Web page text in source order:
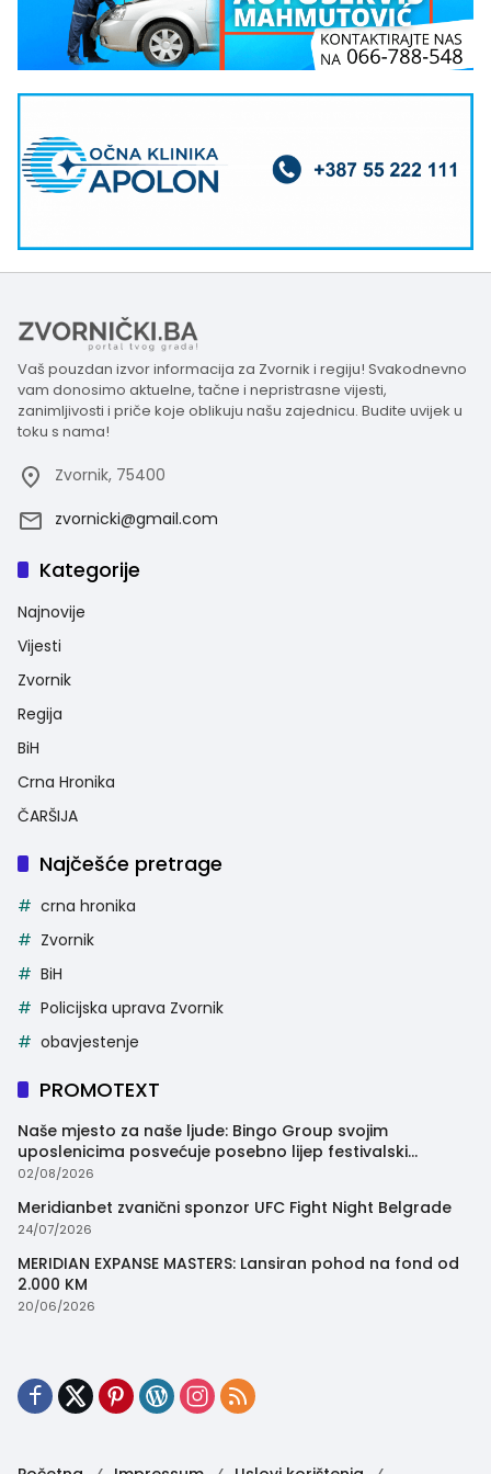
Vaš pouzdan izvor informacija za Zvornik i regiju! Svakodnevno
vam donosimo aktuelne, tačne i nepristrasne vijesti,
zanimljivosti i priče koje oblikuju našu zajednicu. Budite uvijek u
toku s nama!
Zvornik, 75400
zvornicki@gmail.com
Kategorije
Najnovije
Vijesti
Zvornik
Regija
BiH
Crna Hronika
ČARŠIJA
Najčešće pretrage
crna hronika
Zvornik
BiH
Policijska uprava Zvornik
obavjestenje
PROMOTEXT
Naše mjesto za naše ljude: Bingo Group svojim
uposlenicima posvećuje posebno lijep festivalski
trenutak
02/08/2026
Meridianbet zvanični sponzor UFC Fight Night Belgrade
24/07/2026
MERIDIAN EXPANSE MASTERS: Lansiran pohod na fond od
2.000 KM
20/06/2026